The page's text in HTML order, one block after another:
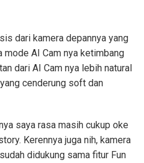
dari kamera depannya yang
mode AI Cam nya ketimbang
dari AI Cam nya lebih natural
cenderung soft dan
saya rasa masih cukup oke
Kerennya juga nih, kamera
didukung sama fitur Fun